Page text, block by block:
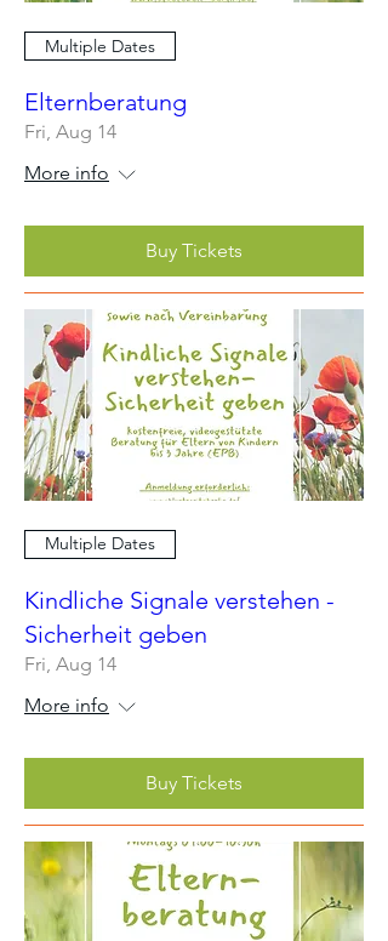
Multiple Dates
Elternberatung
Fri, Aug 14
More info
Buy Tickets
Multiple Dates
Kindliche Signale verstehen -
Sicherheit geben
Fri, Aug 14
More info
Buy Tickets